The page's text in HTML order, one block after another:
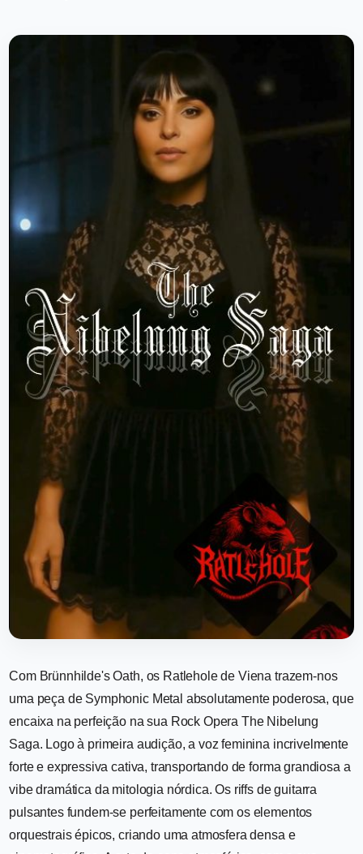
Com Brünnhilde's Oath, os Ratlehole de Viena trazem-nos
uma peça de Symphonic Metal absolutamente poderosa, que
encaixa na perfeição na sua Rock Opera The Nibelung
Saga. Logo à primeira audição, a voz feminina incrivelmente
forte e expressiva cativa, transportando de forma grandiosa a
vibe dramática da mitologia nórdica. Os riffs de guitarra
pulsantes fundem-se perfeitamente com os elementos
orquestrais épicos, criando uma atmosfera densa e